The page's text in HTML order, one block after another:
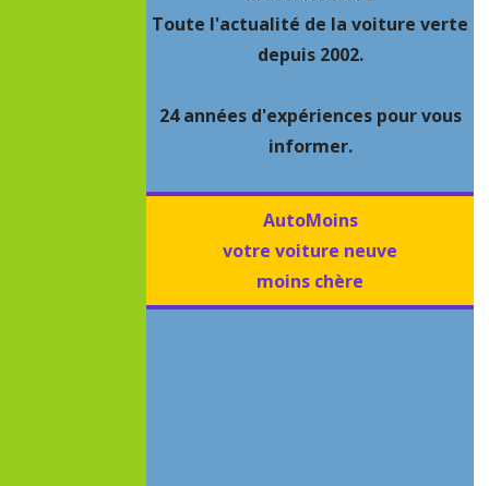
Toute l'actualité de la voiture verte
depuis 2002.
24 années d'expériences pour vous
informer.
AutoMoins
votre voiture neuve
moins chère